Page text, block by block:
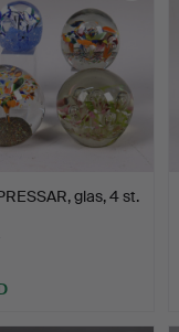
glas, 4 st.